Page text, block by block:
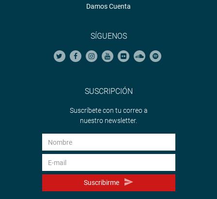
Damos Cuenta
SÍGUENOS
SUSCRIPCIÓN
Suscríbete con tu correo a
nuestro newsletter.
Suscribirme